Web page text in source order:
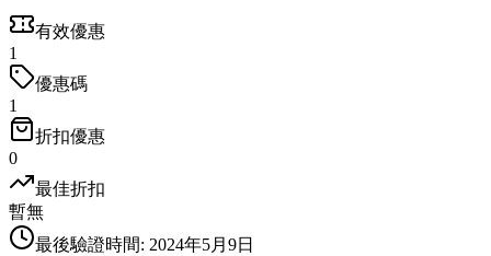
有效優惠
1
優惠碼
1
折扣優惠
0
最佳折扣
暫無
最後驗證時間: 2024年5月9日